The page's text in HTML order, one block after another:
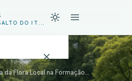
DO IT...
da Flora Local na Formação...